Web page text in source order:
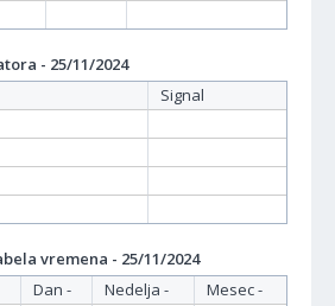
- 25/11/2024
Signal
vremena - 25/11/2024
Dan - Nedelja -
Mesec -